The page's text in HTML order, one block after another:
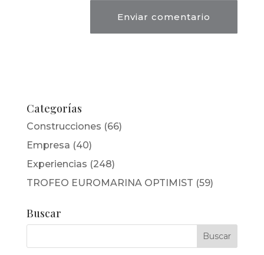
Categorías
Construcciones (66)
Empresa (40)
Experiencias (248)
TROFEO EUROMARINA OPTIMIST (59)
Buscar